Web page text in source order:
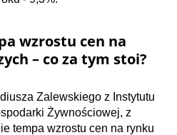
wzrostu cen na
– co za tym stoi?
Zalewskiego z Instytutu
Żywnościowej, z
tempa wzrostu cen na rynku